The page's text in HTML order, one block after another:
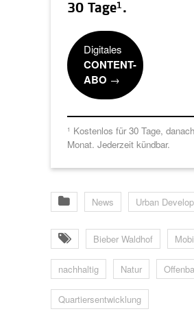
30 Tage1 .
Digitales
CONTENT-
ABO →
1 Kostenlos für 30 Tage,
Monat. Jederzeit kündbar.
News Urban
Bieber Waldhof
nachhaltig Natur
Quartiersentwicklung